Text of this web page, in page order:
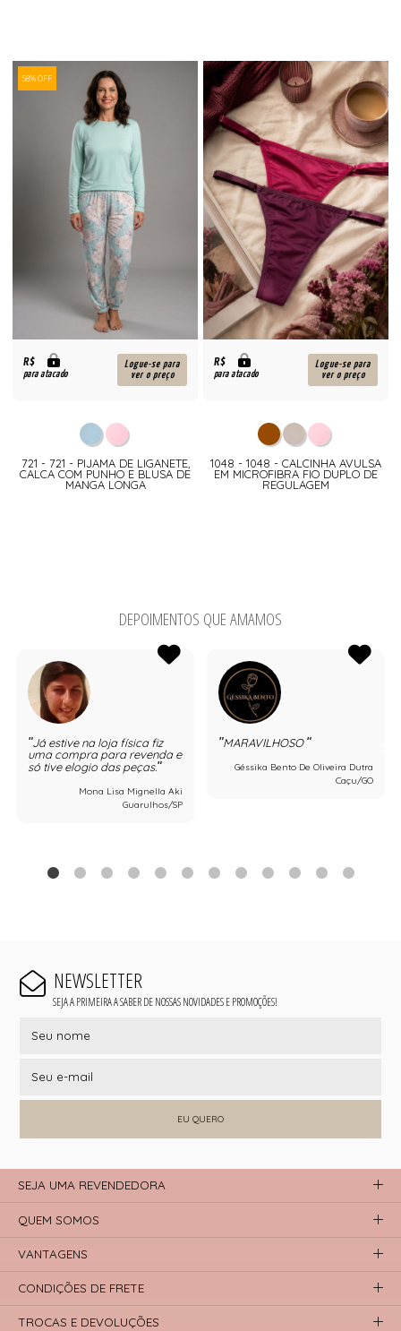
58% OFF
R$
para atacado
Logue-se para
ver o preço
721 - 721 - PIJAMA DE LIGANETE,
CALCA COM PUNHO E BLUSA DE
MANGA LONGA
R$
para atacado
Logue-se para
ver o preço
1048 - 1048 - CALCINHA AVULSA
EM MICROFIBRA FIO DUPLO DE
REGULAGEM
DEPOIMENTOS QUE AMAMOS
Já estive na loja física fiz
uma compra para revenda e
só tive elogio das peças.
Mona Lisa Mignella Aki
Guarulhos/SP
MARAVILHOSO
Géssika Bento De Oliveira Dutra
Caçu/GO
NEWSLETTER
SEJA A PRIMEIRA A SABER DE NOSSAS NOVIDADES E PROMOÇÕES!
EU QUERO
SEJA UMA REVENDEDORA
QUEM SOMOS
VANTAGENS
CONDIÇÕES DE FRETE
TROCAS E DEVOLUÇÕES